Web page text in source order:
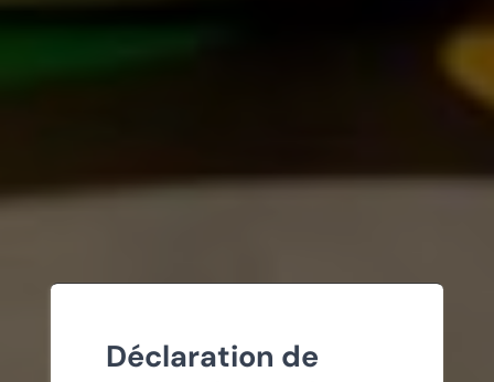
Déclaration de